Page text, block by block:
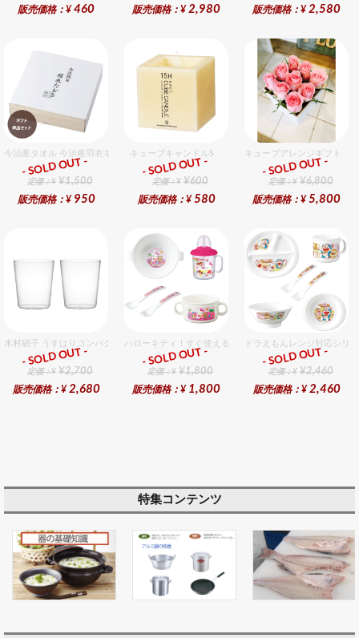
販売価格：¥ 460 販売価格：¥ 2,980 販売価格：¥ 2,580
今治産タオル 今治産羽衣ギフトフェイスタオル 1個入セット
ギフト
定価：¥ ¥1,500
販売価格：¥ 950
- SOLD OUT -
キューブキャンドルS
ギフト
定価：¥ ¥600
販売価格：¥ 580
- SOLD OUT -
キューブアレンジギフト
ギフト
定価：¥ ¥6,800
販売価格：¥ 5,800
- SOLD OUT -
木村硝子 うすはりコンパクト270cc オールドグラスギフトセット（2個入り）
ギフト
定価：¥ ¥2,700
販売価格：¥ 2,680
- SOLD OUT -
ハローキティ！すぐ使えるおめでとうセット（女の子用）
ギフト
定価：¥ ¥1,800
販売価格：¥ 1,800
- SOLD OUT -
ドラえもんレンジ対応シリ
ギフト
定価：¥ ¥2,460
販売価格：¥ 2,460
- SOLD OUT -
特集コンテンツ